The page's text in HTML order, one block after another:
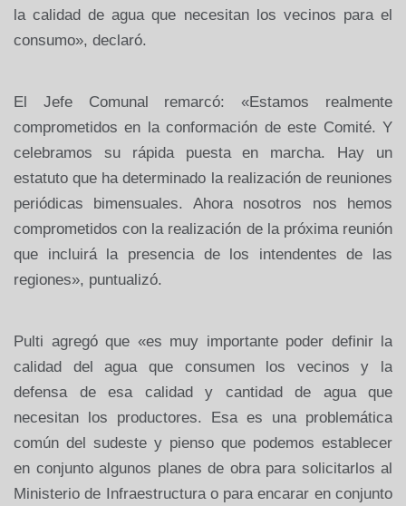
la calidad de agua que necesitan los vecinos para el
consumo», declaró.
El Jefe Comunal remarcó: «Estamos realmente
comprometidos en la conformación de este Comité. Y
celebramos su rápida puesta en marcha. Hay un
estatuto que ha determinado la realización de reuniones
periódicas bimensuales. Ahora nosotros nos hemos
comprometidos con la realización de la próxima reunión
que incluirá la presencia de los intendentes de las
regiones», puntualizó.
Pulti agregó que «es muy importante poder definir la
calidad del agua que consumen los vecinos y la
defensa de esa calidad y cantidad de agua que
necesitan los productores. Esa es una problemática
común del sudeste y pienso que podemos establecer
en conjunto algunos planes de obra para solicitarlos al
Ministerio de Infraestructura o para encarar en conjunto